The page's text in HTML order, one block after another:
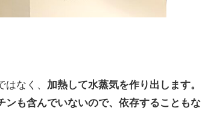
なく、 加熱して水蒸気を作り出します。
ンも含んでいないので、依存することもな